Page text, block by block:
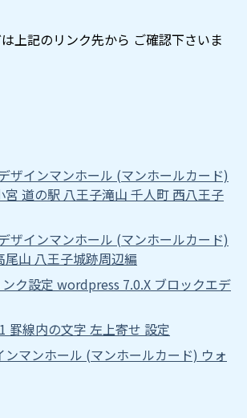
上記のリンク先から ご確認下さいま
ザインマンホール (マンホールカード)
宮 道の駅 八王子滝山 千人町 西八王子
ザインマンホール (マンホールカード)
尾山 八王子城跡周辺編
ク設定 wordpress 7.0.X ブロックエデ
罫線内の文字 左上寄せ 設定
ンマンホール (マンホールカード) ウォ